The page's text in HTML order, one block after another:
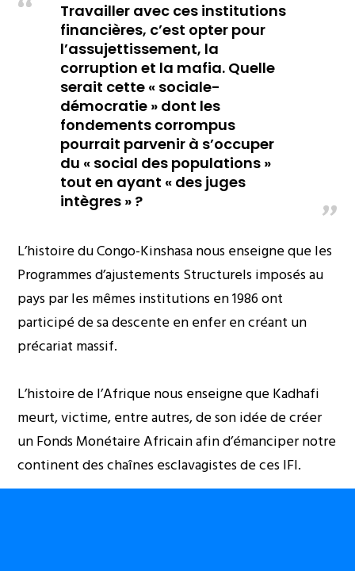
Travailler avec ces institutions
financières, c’est opter pour
l’assujettissement, la
corruption et la mafia. Quelle
serait cette « sociale-
démocratie » dont les
fondements corrompus
pourrait parvenir à s’occuper
du « social des populations »
tout en ayant « des juges
intègres » ?
L’histoire du Congo-Kinshasa nous enseigne que les
Programmes d’ajustements Structurels imposés au
pays par les mêmes institutions en 1986 ont
participé de sa descente en enfer en créant un
précariat massif.
L’histoire de l’Afrique nous enseigne que Kadhafi
meurt, victime, entre autres, de son idée de créer
un Fonds Monétaire Africain afin d’émanciper notre
continent des chaînes esclavagistes de ces IFI.